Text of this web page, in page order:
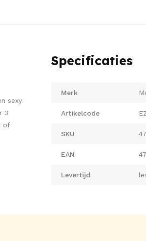
sexy
3
of
Specificaties
Merk
Artikelcode
SKU
EAN
Levertijd